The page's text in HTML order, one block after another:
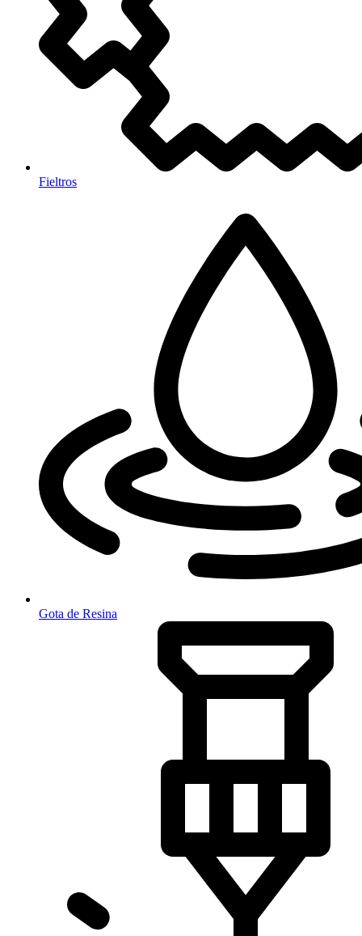
Fieltros
Gota de Resina